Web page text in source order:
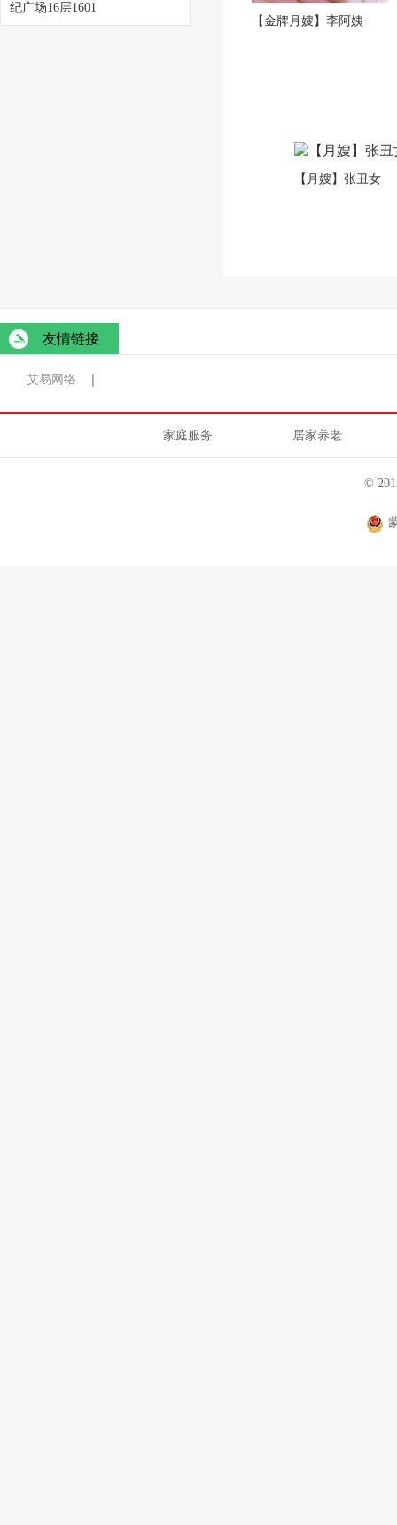
纪广场16层1601
【金牌月嫂】李阿姨
【月嫂】张丑女
友情链接
艾易网络
家庭服务 居家养老
©